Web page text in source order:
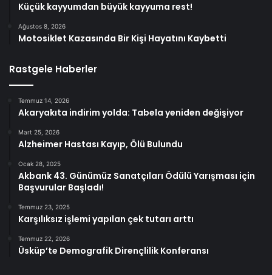
Küçük kayyumdan büyük kayyuma rest!
Ağustos 8, 2026
Motosiklet Kazasında Bir Kişi Hayatını Kaybetti
Rastgele Haberler
Temmuz 14, 2026
Akaryakıta indirim yolda: Tabela yeniden değişiyor
Mart 25, 2026
Alzheimer Hastası Kayıp, Ölü Bulundu
Ocak 28, 2025
Akbank 43. Günümüz Sanatçıları Ödülü Yarışması için
Başvurular Başladı!
Temmuz 23, 2025
Karşılıksız işlemi yapılan çek tutarı arttı
Temmuz 22, 2026
Üsküp’te Demografik Dirençlilik Konferansı